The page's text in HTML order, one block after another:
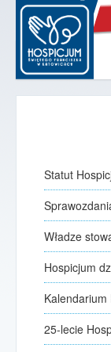
Witaj
Statut
Władze
Hospicjum
jak to się zaczęło
25-lecie
Statut
Władze
Hospicjum
Kalendarium
25-lecie